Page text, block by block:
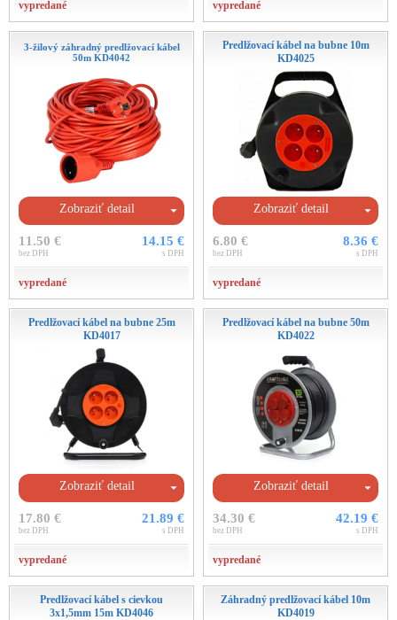
vypredané vypredané
3-žilový záhradný predlžovací kábel
50m KD4042
Zobraziť detail
11.50 €
bez DPH
14.15 €
s DPH
vypredané
Predlžovací kábel na bubne 10m
KD4025
Zobraziť detail
6.80 €
bez DPH
8.36 €
s DPH
vypredané
Predlžovací kábel na bubne 25m
KD4017
Zobraziť detail
17.80 €
bez DPH
21.89 €
s DPH
vypredané
Predlžovací kábel na bubne 50m
KD4022
Zobraziť detail
34.30 €
bez DPH
42.19 €
s DPH
vypredané
Predlžovací kábel s cievkou
3x1,5mm 15m KD4046
Záhradný predlžovací kábel 10m
KD4019